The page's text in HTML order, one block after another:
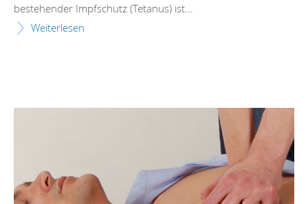
bestehender Impfschutz (Tetanus) ist...
Weiterlesen